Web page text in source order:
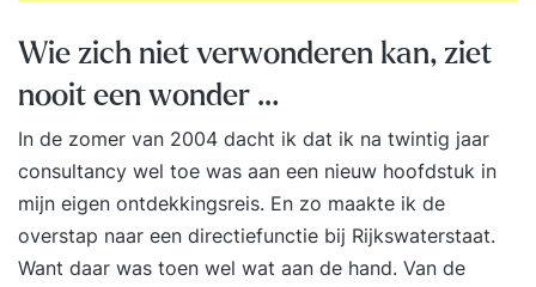
Wie zich niet verwonderen kan, ziet
nooit een wonder …
In de zomer van 2004 dacht ik dat ik na twintig jaar
consultancy wel toe was aan een nieuw hoofdstuk in
mijn eigen ontdekkingsreis. En zo maakte ik de
overstap naar een directiefunctie bij Rijkswaterstaat.
Want daar was toen wel wat aan de hand. Van de